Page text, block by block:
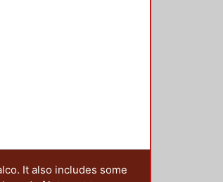
It also includes some